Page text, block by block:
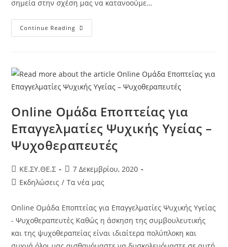
σημεία στην σχέση μας να κατανοούμε…
Continue Reading
Online Ομάδα Εποπτείας για
Επαγγελματίες Ψυχικής Υγείας –
Ψυχοθεραπευτές
KE.ΣΥ.ΘΕ.Σ
7 Δεκεμβρίου, 2020
Εκδηλώσεις / Τα νέα μας
Online Ομάδα Εποπτείας για Επαγγελματίες Ψυχικής Υγείας
- Ψυχοθεραπευτές Καθώς η άσκηση της συμβουλευτικής
και της ψυχοθεραπείας είναι ιδιαίτερα πολύπλοκη και